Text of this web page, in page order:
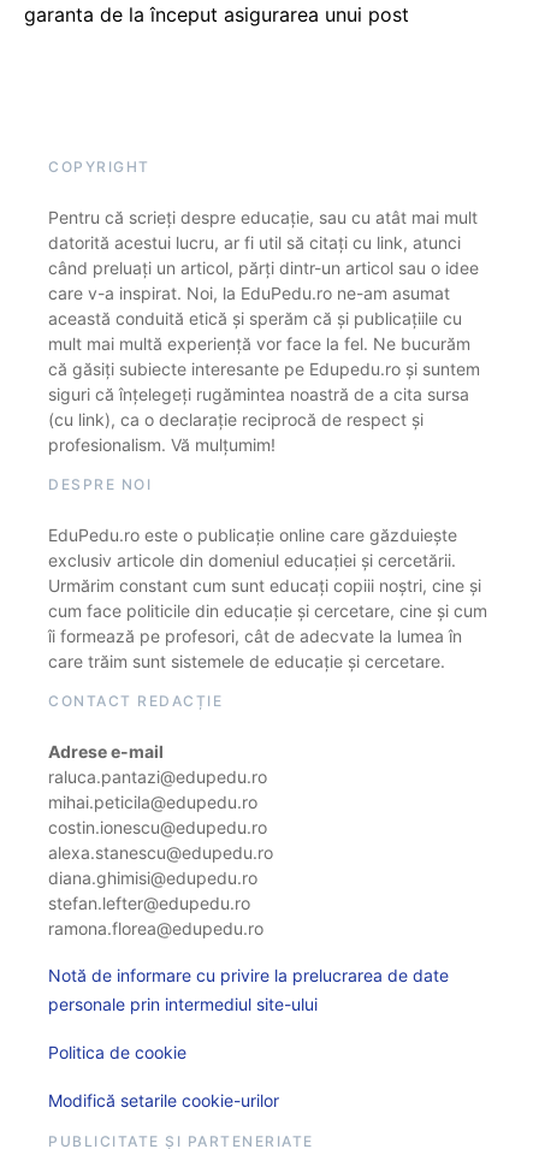
garanta de la început asigurarea unui post
COPYRIGHT
Pentru că scrieți despre educație, sau cu atât mai mult
datorită acestui lucru, ar fi util să citați cu link, atunci
când preluați un articol, părți dintr-un articol sau o idee
care v-a inspirat. Noi, la EduPedu.ro ne-am asumat
această conduită etică și sperăm că și publicațiile cu
mult mai multă experiență vor face la fel. Ne bucurăm
că găsiți subiecte interesante pe Edupedu.ro și suntem
siguri că înțelegeți rugămintea noastră de a cita sursa
(cu link), ca o declarație reciprocă de respect și
profesionalism. Vă mulțumim!
DESPRE NOI
EduPedu.ro este o publicație online care găzduiește
exclusiv articole din domeniul educației și cercetării.
Urmărim constant cum sunt educați copiii noștri, cine și
cum face politicile din educație și cercetare, cine și cum
îi formează pe profesori, cât de adecvate la lumea în
care trăim sunt sistemele de educație și cercetare.
CONTACT REDACȚIE
Adrese e-mail
raluca.pantazi@edupedu.ro
mihai.peticila@edupedu.ro
costin.ionescu@edupedu.ro
alexa.stanescu@edupedu.ro
diana.ghimisi@edupedu.ro
stefan.lefter@edupedu.ro
ramona.florea@edupedu.ro
Notă de informare cu privire la prelucrarea de date
personale prin intermediul site-ului
Politica de cookie
Modifică setarile cookie-urilor
PUBLICITATE ȘI PARTENERIATE